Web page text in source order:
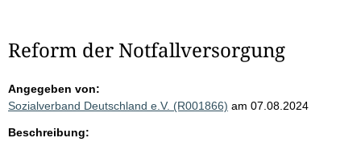
Reform der Notfallversorgung
Angegeben von:
Sozialverband Deutschland e.V. (R001866) am 07.08.2024
Beschreibung: